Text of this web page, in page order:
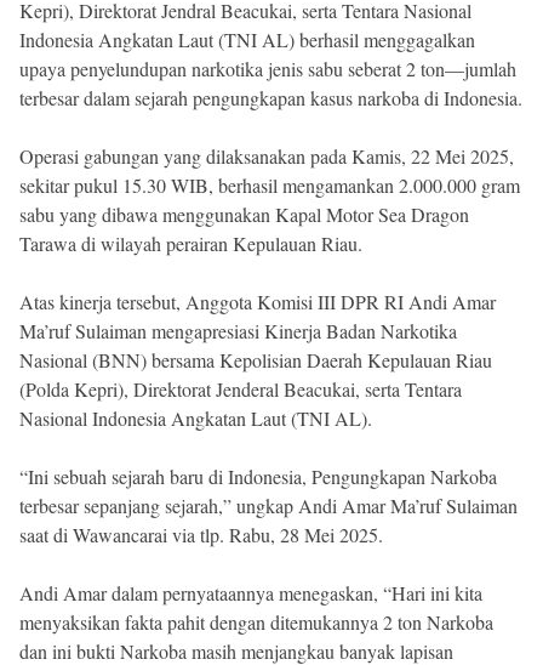
Kepri), Direktorat Jendral Beacukai, serta Tentara Nasional
Indonesia Angkatan Laut (TNI AL) berhasil menggagalkan
upaya penyelundupan narkotika jenis sabu seberat 2 ton—jumlah
terbesar dalam sejarah pengungkapan kasus narkoba di Indonesia.
Operasi gabungan yang dilaksanakan pada Kamis, 22 Mei 2025,
sekitar pukul 15.30 WIB, berhasil mengamankan 2.000.000 gram
sabu yang dibawa menggunakan Kapal Motor Sea Dragon
Tarawa di wilayah perairan Kepulauan Riau.
Atas kinerja tersebut, Anggota Komisi III DPR RI Andi Amar
Ma’ruf Sulaiman mengapresiasi Kinerja Badan Narkotika
Nasional (BNN) bersama Kepolisian Daerah Kepulauan Riau
(Polda Kepri), Direktorat Jenderal Beacukai, serta Tentara
Nasional Indonesia Angkatan Laut (TNI AL).
“Ini sebuah sejarah baru di Indonesia, Pengungkapan Narkoba
terbesar sepanjang sejarah,” ungkap Andi Amar Ma’ruf Sulaiman
saat di Wawancarai via tlp. Rabu, 28 Mei 2025.
Andi Amar dalam pernyataannya menegaskan, “Hari ini kita
menyaksikan fakta pahit dengan ditemukannya 2 ton Narkoba
dan ini bukti Narkoba masih menjangkau banyak lapisan